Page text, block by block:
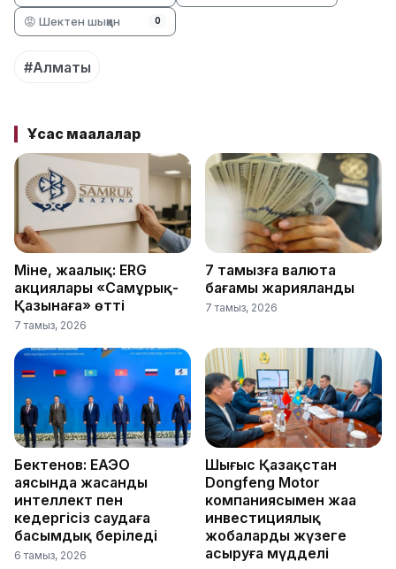
😡 Шектен шыққан 0
#Алматы
Ұқсас мақалалар
Міне, жаңалық: ERG
акциялары «Самұрық-
Қазынаға» өтті
7 тамыз, 2026
7 тамызға валюта
бағамы жарияланды
7 тамыз, 2026
Бектенов: ЕАЭО
аясында жасанды
интеллект пен
кедергісіз саудаға
басымдық беріледі
6 тамыз, 2026
Шығыс Қазақстан
Dongfeng Motor
компаниясымен жаңа
инвестициялық
жобаларды жүзеге
асыруға мүдделі